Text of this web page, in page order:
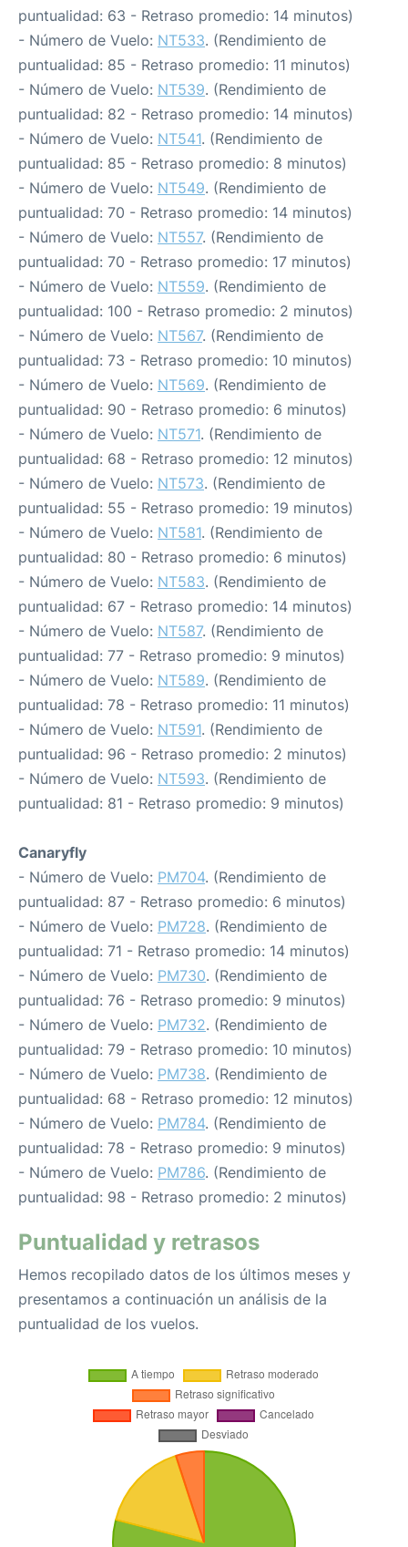
puntualidad: 63 - Retraso promedio: 14 minutos)
- Número de Vuelo: NT533. (Rendimiento de
puntualidad: 85 - Retraso promedio: 11 minutos)
- Número de Vuelo: NT539. (Rendimiento de
puntualidad: 82 - Retraso promedio: 14 minutos)
- Número de Vuelo: NT541. (Rendimiento de
puntualidad: 85 - Retraso promedio: 8 minutos)
- Número de Vuelo: NT549. (Rendimiento de
puntualidad: 70 - Retraso promedio: 14 minutos)
- Número de Vuelo: NT557. (Rendimiento de
puntualidad: 70 - Retraso promedio: 17 minutos)
- Número de Vuelo: NT559. (Rendimiento de
puntualidad: 100 - Retraso promedio: 2 minutos)
- Número de Vuelo: NT567. (Rendimiento de
puntualidad: 73 - Retraso promedio: 10 minutos)
- Número de Vuelo: NT569. (Rendimiento de
puntualidad: 90 - Retraso promedio: 6 minutos)
- Número de Vuelo: NT571. (Rendimiento de
puntualidad: 68 - Retraso promedio: 12 minutos)
- Número de Vuelo: NT573. (Rendimiento de
puntualidad: 55 - Retraso promedio: 19 minutos)
- Número de Vuelo: NT581. (Rendimiento de
puntualidad: 80 - Retraso promedio: 6 minutos)
- Número de Vuelo: NT583. (Rendimiento de
puntualidad: 67 - Retraso promedio: 14 minutos)
- Número de Vuelo: NT587. (Rendimiento de
puntualidad: 77 - Retraso promedio: 9 minutos)
- Número de Vuelo: NT589. (Rendimiento de
puntualidad: 78 - Retraso promedio: 11 minutos)
- Número de Vuelo: NT591. (Rendimiento de
puntualidad: 96 - Retraso promedio: 2 minutos)
- Número de Vuelo: NT593. (Rendimiento de
puntualidad: 81 - Retraso promedio: 9 minutos)
Canaryfly
- Número de Vuelo: PM704. (Rendimiento de
puntualidad: 87 - Retraso promedio: 6 minutos)
- Número de Vuelo: PM728. (Rendimiento de
puntualidad: 71 - Retraso promedio: 14 minutos)
- Número de Vuelo: PM730. (Rendimiento de
puntualidad: 76 - Retraso promedio: 9 minutos)
- Número de Vuelo: PM732. (Rendimiento de
puntualidad: 79 - Retraso promedio: 10 minutos)
- Número de Vuelo: PM738. (Rendimiento de
puntualidad: 68 - Retraso promedio: 12 minutos)
- Número de Vuelo: PM784. (Rendimiento de
puntualidad: 78 - Retraso promedio: 9 minutos)
- Número de Vuelo: PM786. (Rendimiento de
puntualidad: 98 - Retraso promedio: 2 minutos)
Puntualidad y retrasos
Hemos recopilado datos de los últimos meses y
presentamos a continuación un análisis de la
puntualidad de los vuelos.